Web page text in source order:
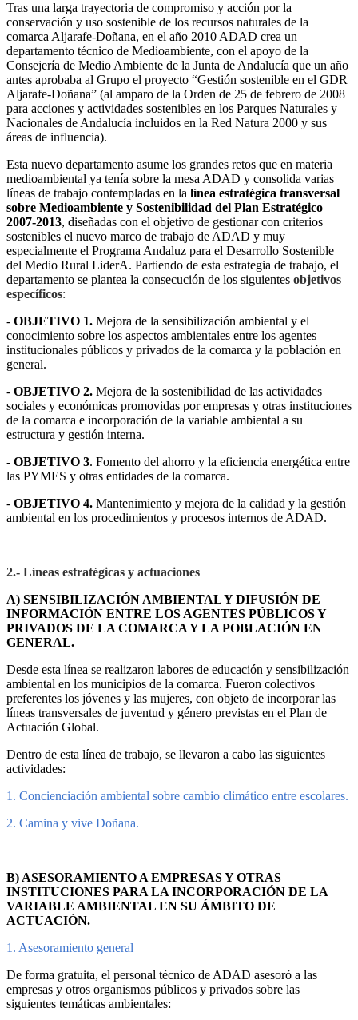
Tras una larga trayectoria de compromiso y acción por la
conservación y uso sostenible de los recursos naturales de la
comarca Aljarafe-Doñana, en el año 2010 ADAD crea un
departamento técnico de Medioambiente, con el apoyo de la
Consejería de Medio Ambiente de la Junta de Andalucía que un año
antes aprobaba al Grupo el proyecto “Gestión sostenible en el GDR
Aljarafe-Doñana” (al amparo de la Orden de 25 de febrero de 2008
para acciones y actividades sostenibles en los Parques Naturales y
Nacionales de Andalucía incluidos en la Red Natura 2000 y sus
áreas de influencia).
Esta nuevo departamento asume los grandes retos que en materia
medioambiental ya tenía sobre la mesa ADAD y consolida varias
líneas de trabajo contempladas en la línea estratégica transversal
sobre Medioambiente y Sostenibilidad del Plan Estratégico
2007-2013, diseñadas con el objetivo de gestionar con criterios
sostenibles el nuevo marco de trabajo de ADAD y muy
especialmente el Programa Andaluz para el Desarrollo Sostenible
del Medio Rural LiderA. Partiendo de esta estrategia de trabajo, el
departamento se plantea la consecución de los siguientes objetivos
específicos:
- OBJETIVO 1. Mejora de la sensibilización ambiental y el
conocimiento sobre los aspectos ambientales entre los agentes
institucionales públicos y privados de la comarca y la población en
general.
- OBJETIVO 2. Mejora de la sostenibilidad de las actividades
sociales y económicas promovidas por empresas y otras instituciones
de la comarca e incorporación de la variable ambiental a su
estructura y gestión interna.
- OBJETIVO 3. Fomento del ahorro y la eficiencia energética entre
las PYMES y otras entidades de la comarca.
- OBJETIVO 4. Mantenimiento y mejora de la calidad y la gestión
ambiental en los procedimientos y procesos internos de ADAD.
2.- Líneas estratégicas y actuaciones
A) SENSIBILIZACIÓN AMBIENTAL Y DIFUSIÓN DE
INFORMACIÓN ENTRE LOS AGENTES PÚBLICOS Y
PRIVADOS DE LA COMARCA Y LA POBLACIÓN EN
GENERAL.
Desde esta línea se realizaron labores de educación y sensibilización
ambiental en los municipios de la comarca. Fueron colectivos
preferentes los jóvenes y las mujeres, con objeto de incorporar las
líneas transversales de juventud y género previstas en el Plan de
Actuación Global.
Dentro de esta línea de trabajo, se llevaron a cabo las siguientes
actividades:
1. Concienciación ambiental sobre cambio climático entre escolares.
2. Camina y vive Doñana.
B) ASESORAMIENTO A EMPRESAS Y OTRAS
INSTITUCIONES PARA LA INCORPORACIÓN DE LA
VARIABLE AMBIENTAL EN SU ÁMBITO DE
ACTUACIÓN.
1. Asesoramiento general
De forma gratuita, el personal técnico de ADAD asesoró a las
empresas y otros organismos públicos y privados sobre las
siguientes temáticas ambientales: